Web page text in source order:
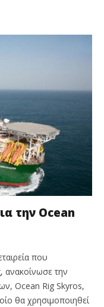
την Ocean
που
ανακοίνωσε την
Ocean Rig Skyros,
θα χρησιμοποιηθεί